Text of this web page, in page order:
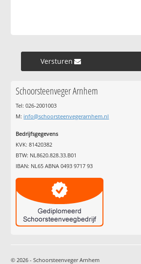
Versturen »
Schoorsteenveger Arnhem
Tel: 026-2001003
M: info@schoorsteenvegerarnhem.nl
Bedrijfsgegevens
KVK: 81420382
BTW: NL8620.828.33.B01
IBAN: NL65 ABNA 0493 9717 93
© 2026 - Schoorsteenveger Arnhem